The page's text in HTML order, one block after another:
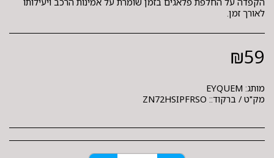
לאורך זמן.
₪59
מותג: EYQUEM
מק"ט / ברקוד:: ZN72HSIPFRSO